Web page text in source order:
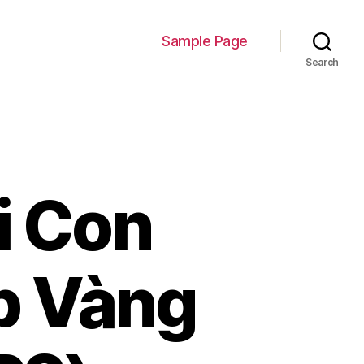
Sample Page
Search
Con
Vàng